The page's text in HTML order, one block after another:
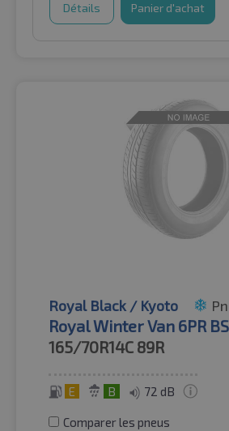
Détails Panier d'achat
Royal Black / Kyoto
Royal Winter Van 6PR
165/70R14C 89R
E B 72 dB
Comparer les pneus